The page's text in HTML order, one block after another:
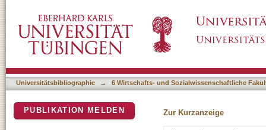
Universitätsbibliographie → 6 Wirtschafts- und Sozialwissenschaftliche
Zur Kurzanzeige
PUBLIKATION MELDEN